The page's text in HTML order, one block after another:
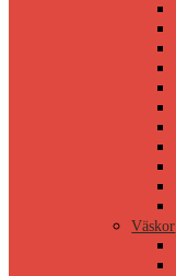
Väskor